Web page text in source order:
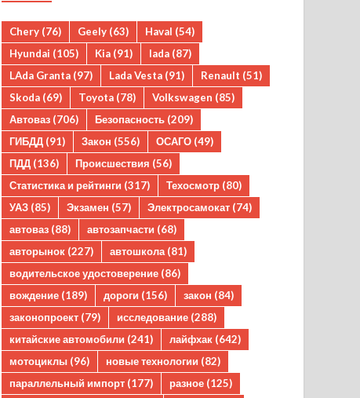
Chery (76) Geely (63) Haval (54)
Hyundai (105) Kia (91) lada (87)
LAda Granta (97) Lada Vesta (91) Renault (51)
Skoda (69) Toyota (78) Volkswagen (85)
Автоваз (706) Безопасность (209)
ГИБДД (91) Закон (556) ОСАГО (49)
ПДД (136) Происшествия (56)
Статистика и рейтинги (317) Техосмотр (80)
УАЗ (85) Экзамен (57) Электросамокат (74)
автоваз (88) автозапчасти (68)
авторынок (227) автошкола (81)
водительское удостоверение (86)
вождение (189) дороги (156) закон (84)
законопроект (79) исследование (288)
китайские автомобили (241) лайфхак (642)
мотоциклы (96) новые технологии (82)
параллельный импорт (177) разное (125)